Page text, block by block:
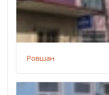
Ровшан